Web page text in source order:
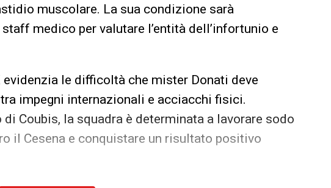
muscolare. La sua condizione sarà
medico per valutare l’entità dell’infortunio e
evidenzia le difficoltà che mister Donati deve
impegni internazionali e acciacchi fisici.
Coubis, la squadra è determinata a lavorare sodo
il Cesena e conquistare un risultato positivo